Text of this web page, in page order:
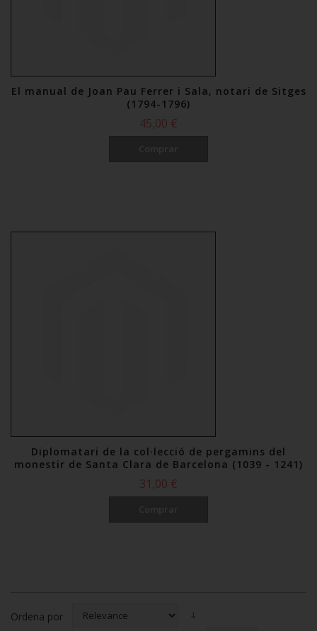
El manual de Joan Pau Ferrer i Sala, notari de Sitges
(1794-1796)
45,00 €
Diplomatari de la col·lecció de pergamins del
monestir de Santa Clara de Barcelona (1039 - 1241)
31,00 €
Ordena por